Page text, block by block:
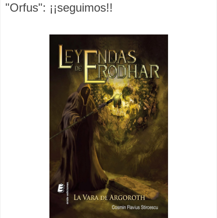
"Orfus": ¡¡seguimos!!